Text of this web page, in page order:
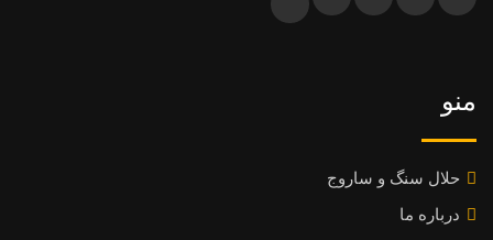
منو
حلال سنگ و ساروج
درباره ما